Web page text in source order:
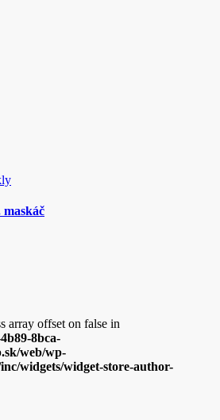
array offset on false in
8bca-
web/wp-
widgets/widget-store-author-